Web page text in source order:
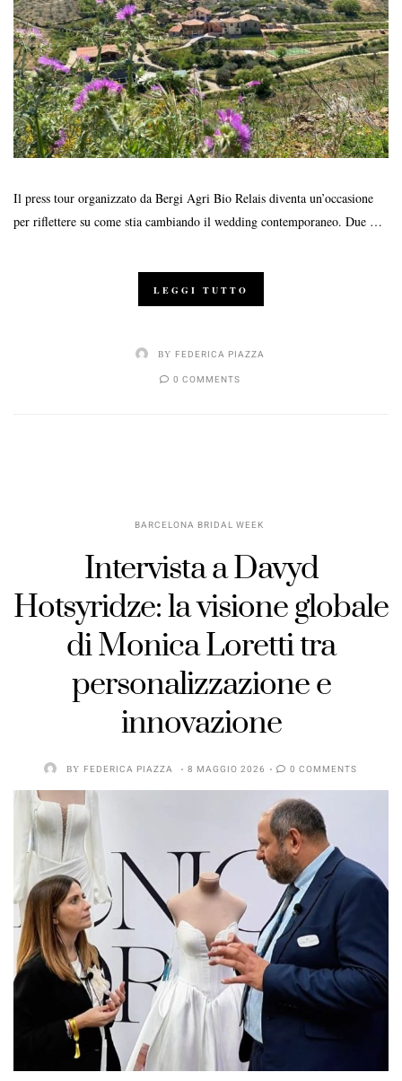
Il press tour organizzato da Bergi Agri Bio Relais diventa un’occasione
per riflettere su come stia cambiando il wedding contemporaneo. Due …
LEGGI TUTTO
BY FEDERICA PIAZZA
0 COMMENTS
BARCELONA BRIDAL WEEK
Intervista a Davyd
Hotsyridze: la visione globale
di Monica Loretti tra
personalizzazione e
innovazione
BY FEDERICA PIAZZA 8 MAGGIO 2026 0 COMMENTS